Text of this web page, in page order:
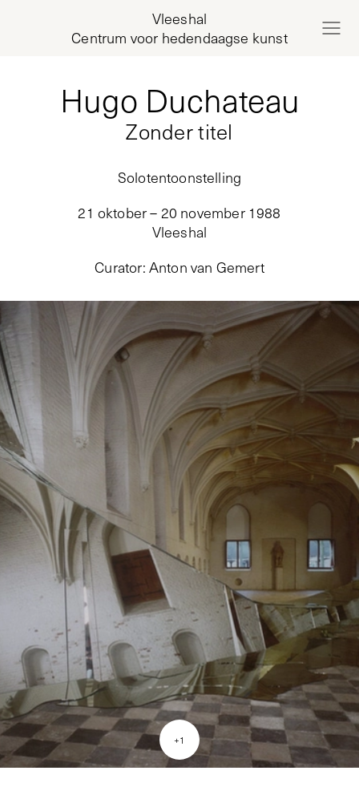
Vleeshal
Centrum voor hedendaagse kunst
Zonder titel
Hugo Duchateau
Solotentoonstelling
21 oktober – 20 november 1988
Vleeshal
Curator: Anton van Gemert
+1